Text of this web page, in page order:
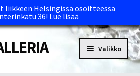
liikkeen Helsingissä osoitteessa
36! Lue lisää
Valikko